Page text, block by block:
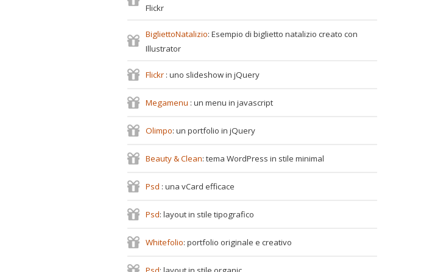
Flickr
BigliettoNatalizio: Esempio di biglietto natalizio creato con
Illustrator
Flickr : uno slideshow in jQuery
Megamenu : un menu in javascript
Olimpo: un portfolio in jQuery
Beauty & Clean: tema WordPress in stile minimal
Psd : una vCard efficace
Psd: layout in stile tipografico
Whitefolio: portfolio originale e creativo